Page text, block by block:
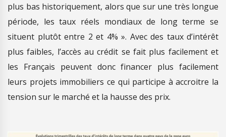
plus bas historiquement, alors que sur une très longue
période, les taux réels mondiaux de long terme se
situent plutôt entre 2 et 4% ». Avec des taux d’intérêt
plus faibles, l’accès au crédit se fait plus facilement et
les Français peuvent donc financer plus facilement
leurs projets immobiliers ce qui participe à accroitre la
tension sur le marché et la hausse des prix.